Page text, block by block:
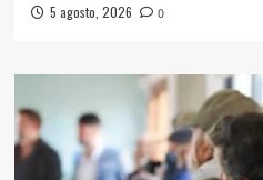
5 agosto, 2026 0